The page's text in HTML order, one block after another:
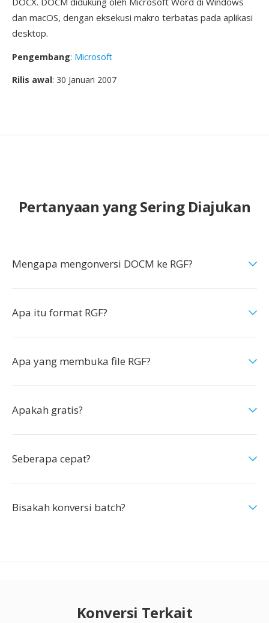
dan macOS, dengan eksekusi makro terbatas pada aplikasi
desktop.
Pengembang: Microsoft
Rilis awal: 30 Januari 2007
Pertanyaan yang Sering Diajukan
Mengapa mengonversi DOCM ke RGF?
Apa itu format RGF?
Apa yang membuka file RGF?
Apakah gratis?
Seberapa cepat?
Bisakah konversi batch?
Konversi Terkait